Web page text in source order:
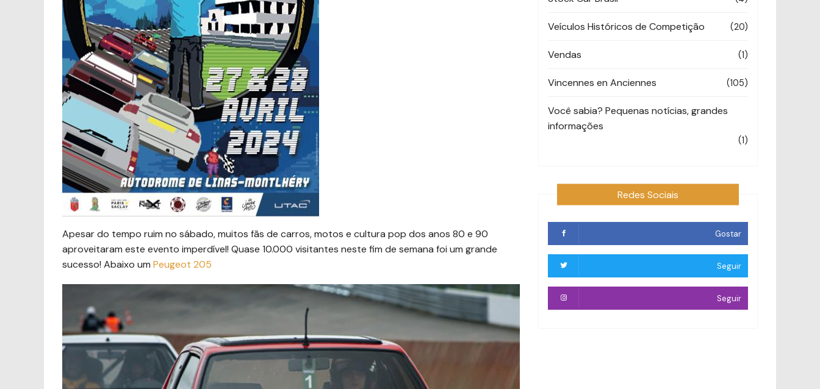
Apesar do tempo ruim no sábado, muitos fãs de carros, motos e cultura pop dos anos 80 e 90
aproveitaram este evento imperdível! Quase 10.000 visitantes neste fim de semana foi um grande
sucesso! Abaixo um Peugeot 205
Veículos Históricos de Competição (20)
Vendas (1)
Vincennes en Anciennes (105)
Você sabia? Pequenas notícias, grandes
informações
(1)
Redes Sociais
Gostar
Seguir
Seguir